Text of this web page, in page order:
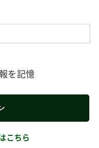
を記憶
こちら